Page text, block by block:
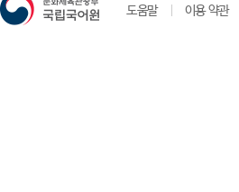
도움말 이용 약관